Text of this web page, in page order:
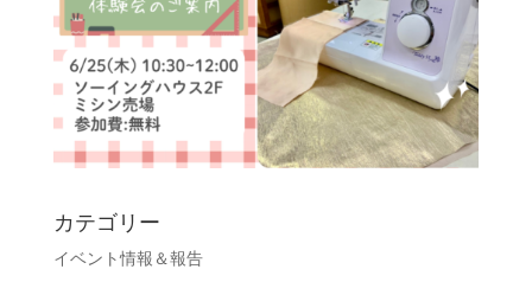
カテゴリー
イベント情報＆報告